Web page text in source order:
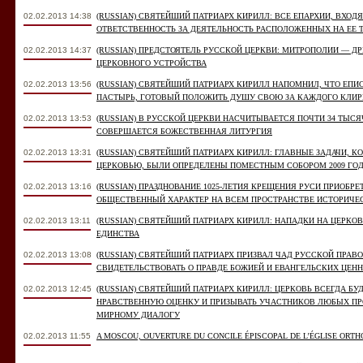
02.02.2013 14:38
(RUSSIAN) СВЯТЕЙШИЙ ПАТРИАРХ КИРИЛЛ: ВСЕ ЕПАРХИИ,
ОТВЕТСТВЕННОСТЬ ЗА ДЕЯТЕЛЬНОСТЬ РАСПОЛОЖЕННЫХ НА
02.02.2013 14:37
(RUSSIAN) ПРЕДСТОЯТЕЛЬ РУССКОЙ ЦЕРКВИ: МИТРОПОЛИИ —
ЦЕРКОВНОГО УСТРОЙСТВА
02.02.2013 13:56
(RUSSIAN) СВЯТЕЙШИЙ ПАТРИАРХ КИРИЛЛ НАПОМНИЛ, ЧТО
ПАСТЫРЬ, ГОТОВЫЙ ПОЛОЖИТЬ ДУШУ СВОЮ ЗА КАЖДОГО
02.02.2013 13:53
(RUSSIAN) В РУССКОЙ ЦЕРКВИ НАСЧИТЫВАЕТСЯ ПОЧТИ 34
СОВЕРШАЕТСЯ БОЖЕСТВЕННАЯ ЛИТУРГИЯ
02.02.2013 13:31
(RUSSIAN) СВЯТЕЙШИЙ ПАТРИАРХ КИРИЛЛ: ГЛАВНЫЕ ЗАДАЧИ,
ЦЕРКОВЬЮ, БЫЛИ ОПРЕДЕЛЕНЫ ПОМЕСТНЫМ СОБОРОМ 2009
02.02.2013 13:16
(RUSSIAN) ПРАЗДНОВАНИЕ 1025-ЛЕТИЯ КРЕЩЕНИЯ РУСИ
ОБЩЕСТВЕННЫЙ ХАРАКТЕР НА ВСЕМ ПРОСТРАНСТВЕ
02.02.2013 13:11
(RUSSIAN) СВЯТЕЙШИЙ ПАТРИАРХ КИРИЛЛ: НАПАДКИ НА
ЕДИНСТВА
02.02.2013 13:08
(RUSSIAN) СВЯТЕЙШИЙ ПАТРИАРХ ПРИЗВАЛ ЧАД РУССКОЙ
СВИДЕТЕЛЬСТВОВАТЬ О ПРАВДЕ БОЖИЕЙ И ЕВАНГЕЛЬСКИХ
02.02.2013 12:45
(RUSSIAN) СВЯТЕЙШИЙ ПАТРИАРХ КИРИЛЛ: ЦЕРКОВЬ ВСЕГДА
НРАВСТВЕННУЮ ОЦЕНКУ И ПРИЗЫВАТЬ УЧАСТНИКОВ ЛЮБЫХ
МИРНОМУ ДИАЛОГУ
02.02.2013 11:55 A MOSCOU, OUVERTURE DU CONCILE ÉPISCOPAL DE L’ÉGLISE